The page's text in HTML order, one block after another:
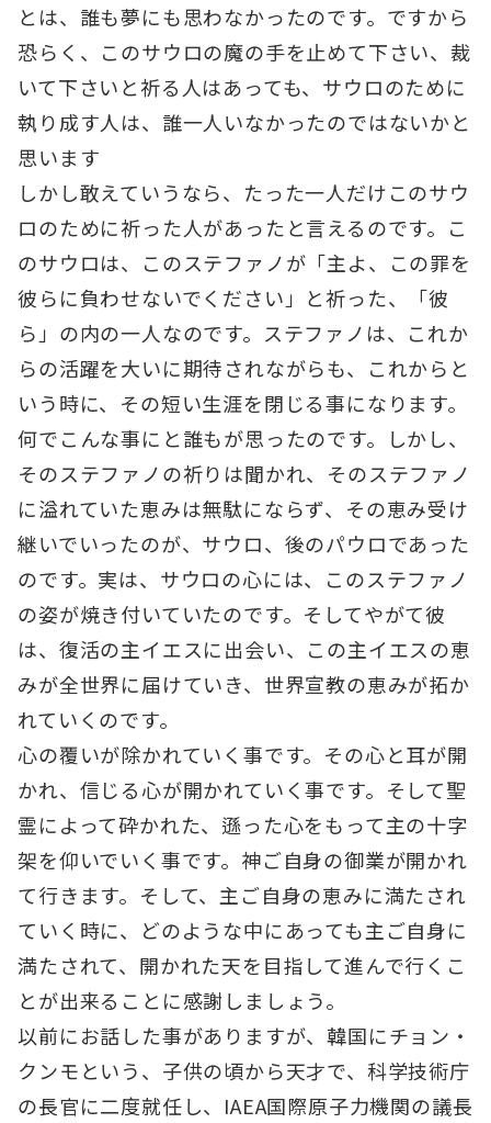
とは、誰も夢にも思わなかったのです。ですから
恐らく、このサウロの魔の手を止めて下さい、裁
いて下さいと祈る人はあっても、サウロのために
執り成す人は、誰一人いなかったのではないかと
思います
しかし敢えていうなら、たった一人だけこのサウ
ロのために祈った人があったと言えるのです。こ
のサウロは、このステファノが「主よ、この罪を
彼らに負わせないでください」と祈った、「彼
ら」の内の一人なのです。ステファノは、これか
らの活躍を大いに期待されながらも、これからと
いう時に、その短い生涯を閉じる事になります。
何でこんな事にと誰もが思ったのです。しかし、
そのステファノの祈りは聞かれ、そのステファノ
に溢れていた恵みは無駄にならず、その恵み受け
継いでいったのが、サウロ、後のパウロであった
のです。実は、サウロの心には、このステファノ
の姿が焼き付いていたのです。そしてやがて彼
は、復活の主イエスに出会い、この主イエスの恵
みが全世界に届けていき、世界宣教の恵みが拓か
れていくのです。
心の覆いが除かれていく事です。その心と耳が開
かれ、信じる心が開かれていく事です。そして聖
霊によって砕かれた、遜った心をもって主の十字
架を仰いでいく事です。神ご自身の御業が開かれ
て行きます。そして、主ご自身の恵みに満たされ
ていく時に、どのような中にあっても主ご自身に
満たされて、開かれた天を目指して進んで行くこ
とが出来ることに感謝しましょう。
以前にお話した事がありますが、韓国にチョン・
クンモという、子供の頃から天才で、科学技術庁
の長官に二度就任し、IAEA国際原子力機関の議長